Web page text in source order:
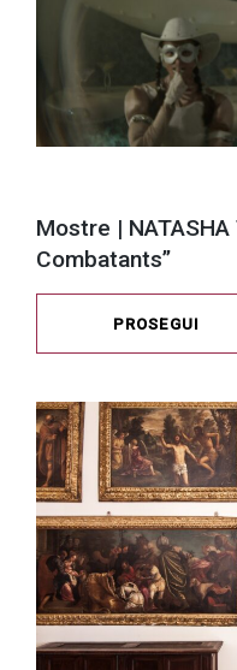
Mostre |
Combatants”
PROSEGUI